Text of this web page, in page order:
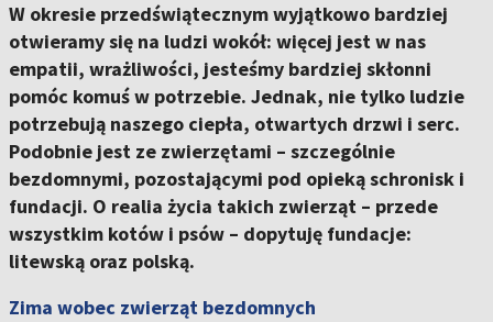
W okresie przedświątecznym wyjątkowo bardziej
otwieramy się na ludzi wokół: więcej jest w nas
empatii, wrażliwości, jesteśmy bardziej skłonni
pomóc komuś w potrzebie. Jednak, nie tylko ludzie
potrzebują naszego ciepła, otwartych drzwi i serc.
Podobnie jest ze zwierzętami – szczególnie
bezdomnymi, pozostającymi pod opieką schronisk i
fundacji. O realia życia takich zwierząt – przede
wszystkim kotów i psów – dopytuję fundacje:
litewską oraz polską.
Zima wobec zwierząt bezdomnych